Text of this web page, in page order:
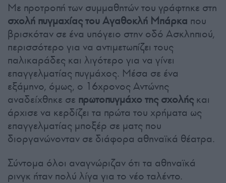
Με προτροπή των συμμαθητών του γράφτηκε στη
σχολή πυγμαχίας του Αγαθοκλή Μπάρκα που
βρισκόταν σε ένα υπόγειο στην οδό Ασκληπιού,
περισσότερο για να αντιμετωπίζει τους
παλικαράδες και λιγότερο για να γίνει
επαγγελματίας πυγμάχος. Μέσα σε ένα
εξάμηνο, όμως, ο 16χρονος Αντώνης
αναδείχθηκε σε πρωτοπυγμάχο της σχολήςκαι
άρχισε να κερδίζει τα πρώτα του χρήματα ως
επαγγελματίας μποξέρ σε ματς που
διοργανώνονταν σε διάφορα αθηναϊκά θέατρα.
Σύντομα όλοι αναγνώριζαν ότι τα αθηναϊκά
ρινγκ ήταν πολύ λίγα για το νέο ταλέντο.